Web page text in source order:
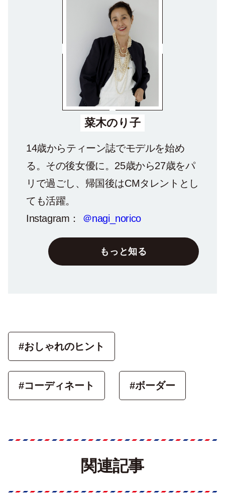
菜木のり子
14歳からティーン誌でモデルを始め
る。その後女優に。25歳から27歳をパ
リで過ごし、帰国後はCMタレントとし
ても活躍。
Instagram：
＠nagi_norico
もっと知る
#おしゃれのヒント
#コーディネート #ボーダー
関連記事